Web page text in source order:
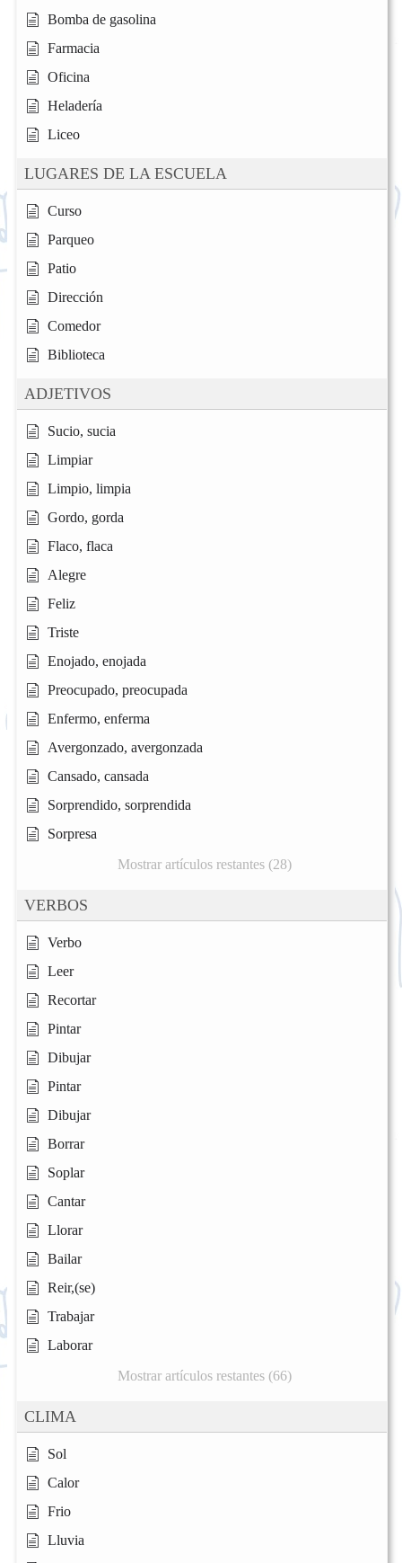
Bomba de gasolina
Farmacia
Oficina
Heladería
Liceo
LUGARES DE LA ESCUELA
Curso
Parqueo
Patio
Dirección
Comedor
Biblioteca
ADJETIVOS
Sucio, sucia
Limpiar
Limpio, limpia
Gordo, gorda
Flaco, flaca
Alegre
Feliz
Triste
Enojado, enojada
Preocupado, preocupada
Enfermo, enferma
Avergonzado, avergonzada
Cansado, cansada
Sorprendido, sorprendida
Sorpresa
Mostrar artículos restantes (28)
VERBOS
Verbo
Leer
Recortar
Pintar
Dibujar
Pintar
Dibujar
Borrar
Soplar
Cantar
Llorar
Bailar
Reir,(se)
Trabajar
Laborar
Mostrar artículos restantes (66)
CLIMA
Sol
Calor
Frio
Lluvia